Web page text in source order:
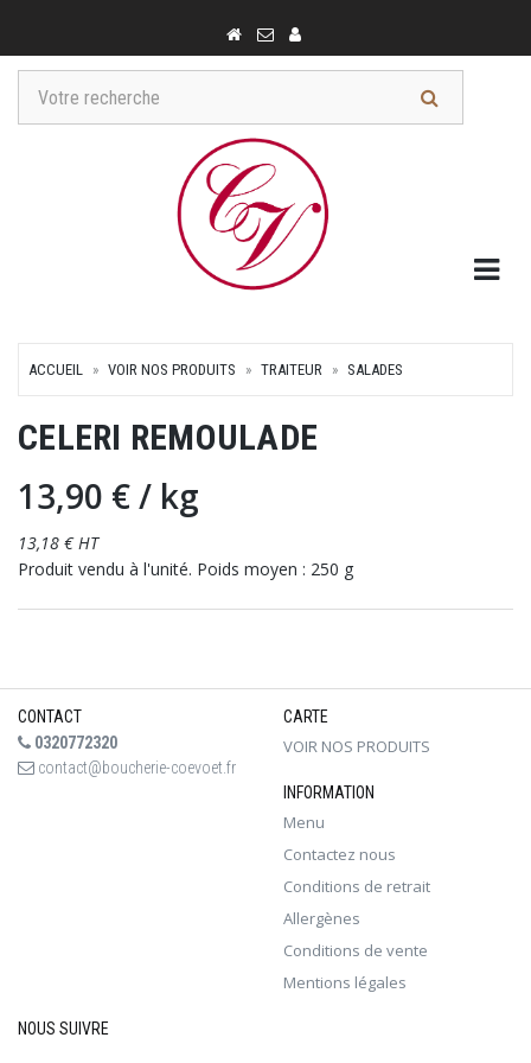
ACCUEIL VOIR NOS PRODUITS TRAITEUR SALADES
CELERI REMOULADE
13,90 €/ kg
13,18 € HT
Produit vendu à l'unité. Poids moyen : 250 g
CONTACT
0320772320
contact@boucherie-coevoet.fr
CARTE
VOIR NOS PRODUITS
INFORMATION
Menu
Contactez nous
Conditions de retrait
Allergènes
Conditions de vente
Mentions légales
NOUS SUIVRE